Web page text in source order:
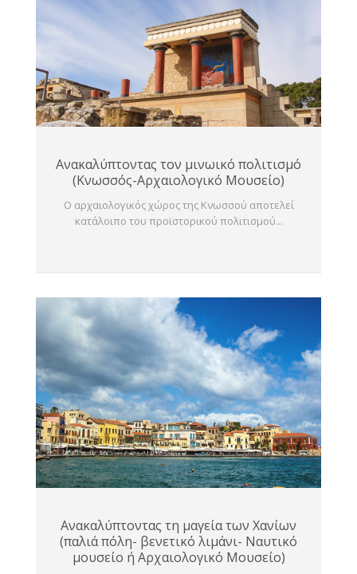
Ανακαλύπτοντας τον μινωικό πολιτισμό
(Κνωσσός-Αρχαιολογικό Μουσείο)
Ο αρχαιολογικός χώρος της Κνωσσού αποτελεί
κατάλοιπο του προϊστορικού πολιτισμού...
Ανακαλύπτοντας τη μαγεία των Χανίων
(παλιά πόλη- βενετικό λιμάνι- Ναυτικό
μουσείο ή Αρχαιολογικό Μουσείο)